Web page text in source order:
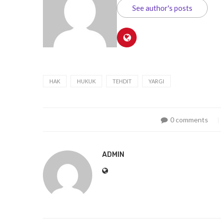
See author's posts
HAK HUKUK TEHDIT YARGI
0 comments
ADMIN